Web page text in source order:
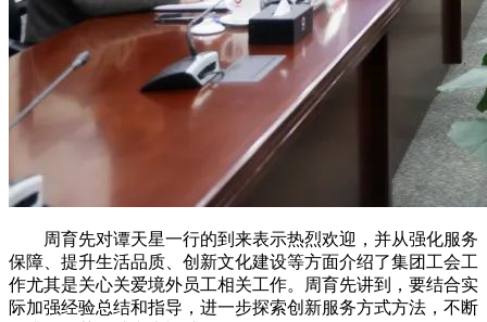
周育先对谭天星一行的到来表示热烈欢迎，并从强化服务
保障、提升生活品质、创新文化建设等方面介绍了集团工会工
作尤其是关心关爱境外员工相关工作。周育先讲到，要结合实
际加强经验总结和指导，进一步探索创新服务方式方法，不断